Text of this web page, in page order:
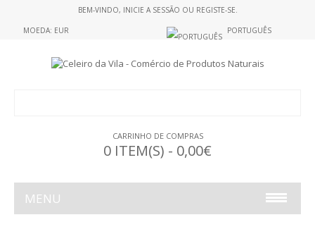
BEM-VINDO, INICIE A SESSÃO OU REGISTE-SE.
MOEDA: EUR PORTUGUÊS
CARRINHO DE COMPRAS
0 ITEM(S) - 0,00€
MENU